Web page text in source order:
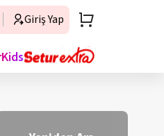
Giriş Yap